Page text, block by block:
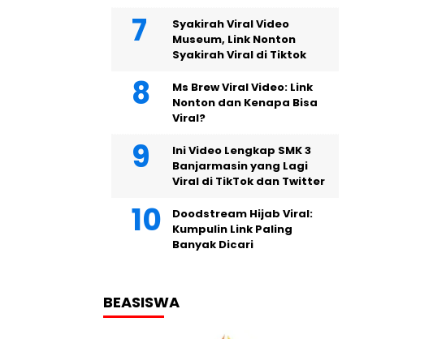
Syakirah Viral Video
Museum, Link Nonton
Syakirah Viral di Tiktok
Ms Brew Viral Video: Link
Nonton dan Kenapa Bisa
Viral?
Ini Video Lengkap SMK 3
Banjarmasin yang Lagi
Viral di TikTok dan Twitter
Doodstream Hijab Viral:
Kumpulin Link Paling
Banyak Dicari
BEASISWA